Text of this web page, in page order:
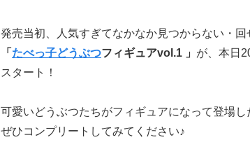
発売当初、人気すぎてなかなか見つからない・
「 たべっ子どうぶつフィギュアvol.1 」 が、本日
スタート！
可愛いどうぶつたちがフィギュアになって登場し
ぜひコンプリートしてみてください♪